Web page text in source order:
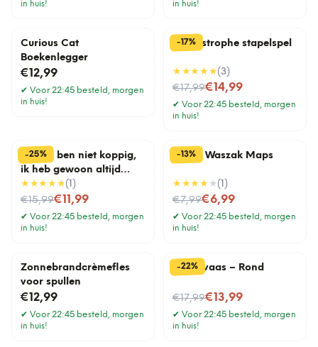
in huis!
in huis!
Curious Cat
Boekenlegger
€12,99
✔ Voor 22:45 besteld, morgen
in huis!
-17%
Cat-astrophe stapelspel
★★★★★(3)
€17,99
Nu voor€14,99
✔ Voor 22:45 besteld, morgen
in huis!
-25%
Mok Ik ben niet koppig,
ik heb gewoon altijd
gelijk
★★★★★( 1 )
€15,99
Nu voor€11,99
✔ Voor 22:45 besteld, morgen
in huis!
-13%
Travel Waszak Maps
★★★★ ★( 1 )
€7,99
Nu voor€6,99
✔ Voor 22:45 besteld, morgen
in huis!
Zonnebrandcrèmefles
voor spullen
€12,99
✔ Voor 22:45 besteld, morgen
in huis!
-22%
Draadvaas – Rond
€17,99
Nu voor€13,99
✔ Voor 22:45 besteld, morgen
in huis!